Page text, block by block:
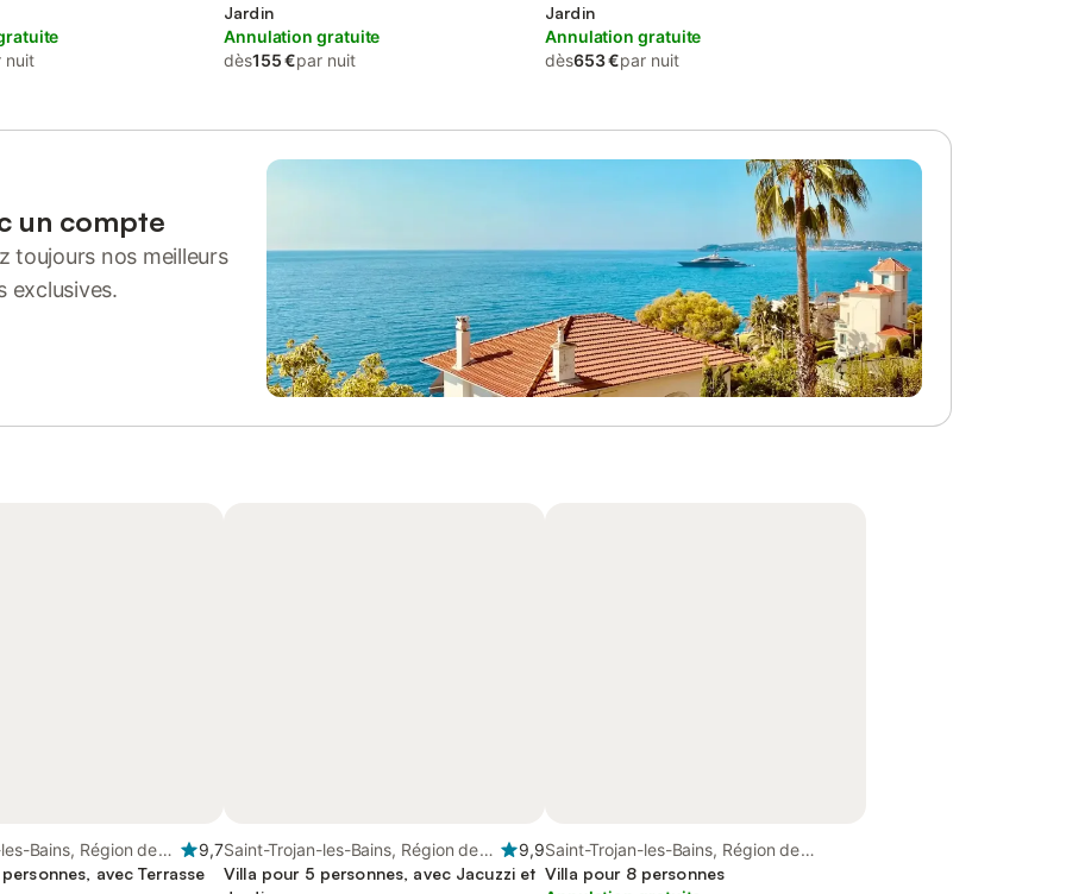
nuit
Jardin
Annulation gratuite
dès155 €par nuit
Jardin
Annulation gratuite
dès653 €par nuit
un compte
toujours nos meilleurs
exclusives.
Bains, Région de
9,7
avec Terrasse
Saint-Trojan-les-Bains, Région de
Rochefort
9,9
Villa pour 5 personnes, avec Jacuzzi et
Saint-Trojan-les-Bains, Région de
Rochefort
Villa pour 8 personnes